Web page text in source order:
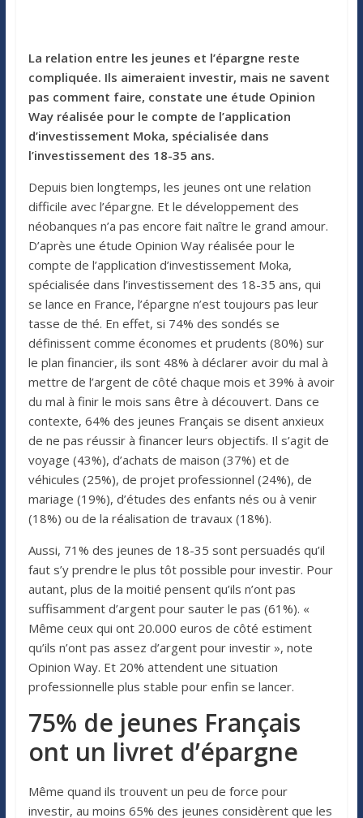
La relation entre les jeunes et l’épargne reste
compliquée. Ils aimeraient investir, mais ne savent
pas comment faire, constate une étude Opinion
Way réalisée pour le compte de l’application
d’investissement Moka, spécialisée dans
l’investissement des 18-35 ans.
Depuis bien longtemps, les jeunes ont une relation
difficile avec l’épargne. Et le développement des
néobanques n’a pas encore fait naître le grand amour.
D’après une étude Opinion Way réalisée pour le
compte de l’application d’investissement Moka,
spécialisée dans l’investissement des 18-35 ans, qui
se lance en France, l’épargne n’est toujours pas leur
tasse de thé. En effet, si 74% des sondés se
définissent comme économes et prudents (80%) sur
le plan financier, ils sont 48% à déclarer avoir du mal à
mettre de l’argent de côté chaque mois et 39% à avoir
du mal à finir le mois sans être à découvert. Dans ce
contexte, 64% des jeunes Français se disent anxieux
de ne pas réussir à financer leurs objectifs. Il s’agit de
voyage (43%), d’achats de maison (37%) et de
véhicules (25%), de projet professionnel (24%), de
mariage (19%), d’études des enfants nés ou à venir
(18%) ou de la réalisation de travaux (18%).
Aussi, 71% des jeunes de 18-35 sont persuadés qu’il
faut s’y prendre le plus tôt possible pour investir. Pour
autant, plus de la moitié pensent qu’ils n’ont pas
suffisamment d’argent pour sauter le pas (61%). «
Même ceux qui ont 20.000 euros de côté estiment
qu’ils n’ont pas assez d’argent pour investir », note
Opinion Way. Et 20% attendent une situation
professionnelle plus stable pour enfin se lancer.
75% de jeunes Français
ont un livret d’épargne
Même quand ils trouvent un peu de force pour
investir, au moins 65% des jeunes considèrent que les